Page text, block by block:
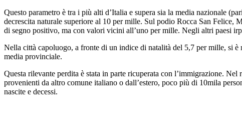
Questo parametro è tra i più alti d’Italia e supera sia la media nazionale
decrescita naturale superiore al 10 per mille. Sul podio Rocca San
di segno positivo, ma con valori vicini all’uno per mille. Negli altri paesi
Nella città capoluogo, a fronte di un indice di natalità del 5,7 per mille, si
media provinciale.
Questa rilevante perdita è stata in parte ricuperata con l’immigrazione.
provenienti da altro comune italiano o dall’estero, poco più di 10mila
nascite e decessi.